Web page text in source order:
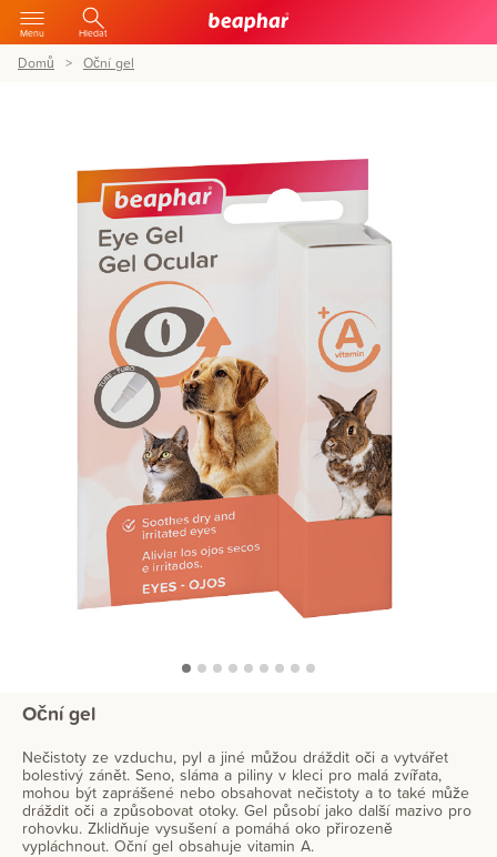
Menu Hledat
Domů Oční gel
Oční gel
Nečistoty ze vzduchu, pyl a jiné můžou dráždit oči a vytvářet
bolestivý zánět. Seno, sláma a piliny v kleci pro malá zvířata,
mohou být zaprášené nebo obsahovat nečistoty a to také může
dráždit oči a způsobovat otoky. Gel působí jako další mazivo pro
rohovku. Zklidňuje vysušení a pomáhá oko přirozeně
vypláchnout. Oční gel obsahuje vitamin A.